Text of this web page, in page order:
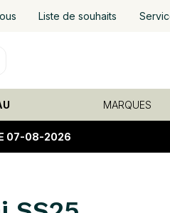
Liste de souhaits
MARQUES
07-08-2026